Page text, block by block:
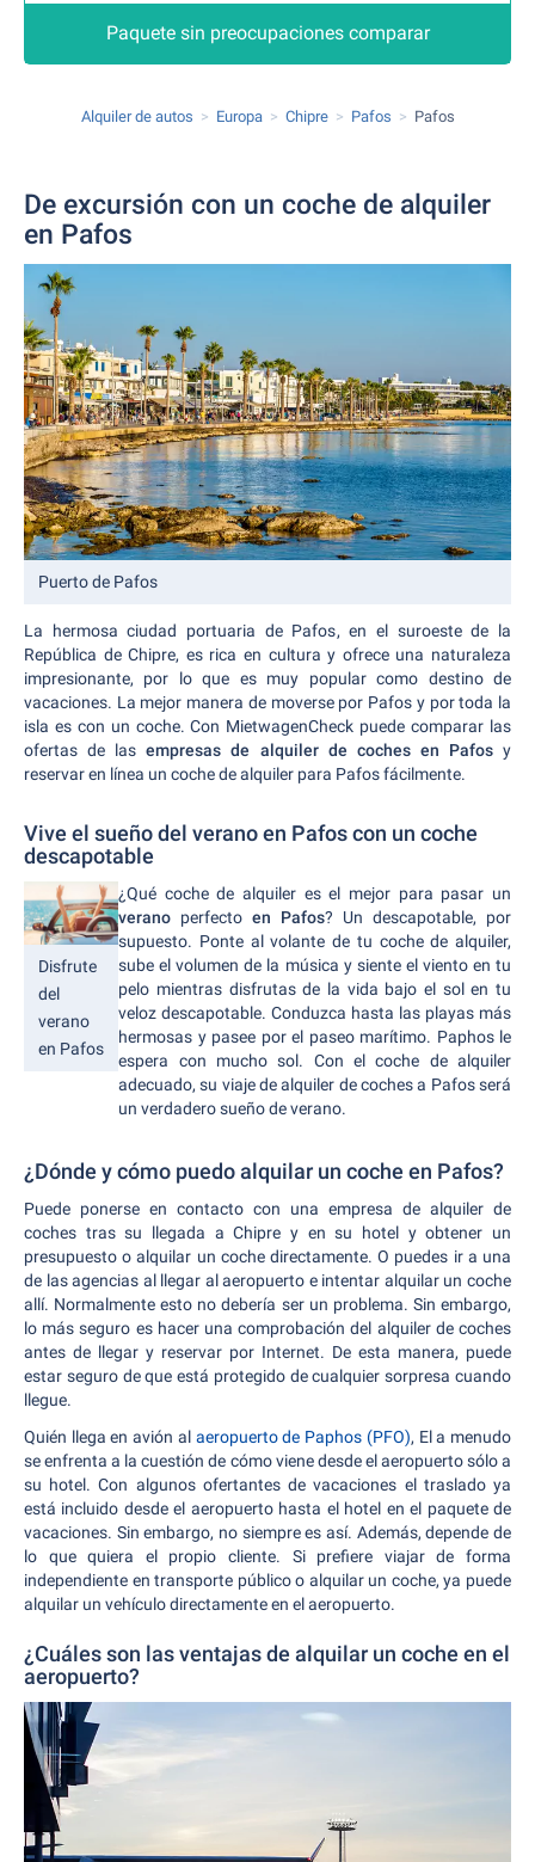
Paquete sin preocupaciones comparar
Alquiler de autos Europa Chipre Pafos Pafos
De excursión con un coche de alquiler
en Pafos
Puerto de Pafos
La hermosa ciudad portuaria de Pafos, en el suroeste de la
República de Chipre, es rica en cultura y ofrece una naturaleza
impresionante, por lo que es muy popular como destino de
vacaciones. La mejor manera de moverse por Pafos y por toda la
isla es con un coche. Con MietwagenCheck puede comparar las
ofertas de lasempresas de alquiler de coches en Pafosy
reservar en línea un coche de alquiler para Pafos fácilmente.
Vive el sueño del verano en Pafos con un coche
descapotable
Disfrute
del
verano
en Pafos
¿Qué coche de alquiler es el mejor para pasar un
verano perfectoen Pafos? Un descapotable, por
supuesto. Ponte al volante de tu coche de alquiler,
sube el volumen de la música y siente el viento en tu
pelo mientras disfrutas de la vida bajo el sol en tu
veloz descapotable. Conduzca hasta las playas más
hermosas y pasee por el paseo marítimo. Paphos le
espera con mucho sol. Con el coche de alquiler
adecuado, su viaje de alquiler de coches a Pafos será
un verdadero sueño de verano.
¿Dónde y cómo puedo alquilar un coche en Pafos?
Puede ponerse en contacto con una empresa de alquiler de
coches tras su llegada a Chipre y en su hotel y obtener un
presupuesto o alquilar un coche directamente. O puedes ir a una
de las agencias al llegar al aeropuerto e intentar alquilar un coche
allí. Normalmente esto no debería ser un problema. Sin embargo,
lo más seguro es hacer una comprobación del alquiler de coches
antes de llegar y reservar por Internet. De esta manera, puede
estar seguro de que está protegido de cualquier sorpresa cuando
llegue.
Quién llega en avión al aeropuerto de Paphos (PFO), El a menudo
se enfrenta a la cuestión de cómo viene desde el aeropuerto sólo a
su hotel. Con algunos ofertantes de vacaciones el traslado ya
está incluido desde el aeropuerto hasta el hotel en el paquete de
vacaciones. Sin embargo, no siempre es así. Además, depende de
lo que quiera el propio cliente. Si prefiere viajar de forma
independiente en transporte público o alquilar un coche, ya puede
alquilar un vehículo directamente en el aeropuerto.
¿Cuáles son las ventajas de alquilar un coche en el
aeropuerto?